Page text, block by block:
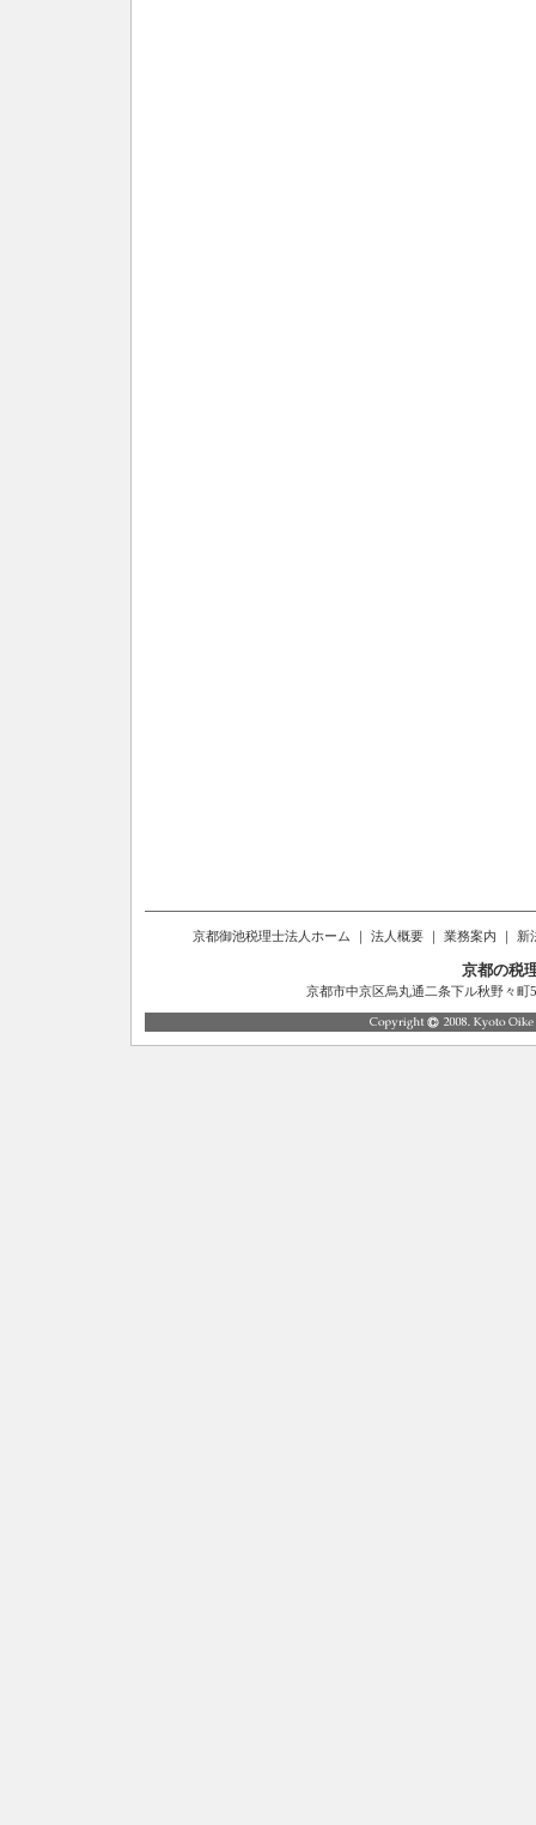
京都御池税理士法人ホーム ｜ 法人概要 ｜ 業務案内 ｜ 新
京都の税
京都市中京区烏丸通二条下ル秋野々